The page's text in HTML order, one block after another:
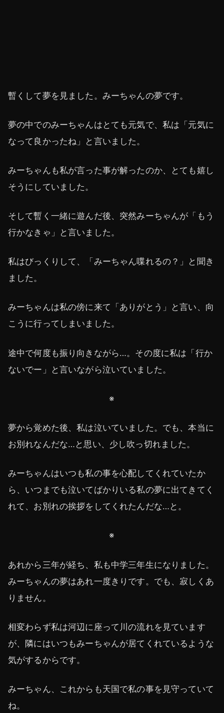
暫くして夢を見ました。みーちゃんの夢です。
夢の中でのみーちゃんはとても元気で、私は「元気に
なって良かったね」と言いました。
みーちゃんも私が言った事が解ったのか、とても嬉し
そうにしていました。
そして暫く一緒に遊んだ後、突然みーちゃんが「もう
行かなきゃ」と言いました。
私はびっくりして、「みーちゃん喋れるの？」と聞き
ました。
みーちゃんは私の傍に来て「ありがとう」と言い、向
こうに行ってしまいました。
途中で何度も振り向きながら…。その度に私は「行か
ないでー」と言いながら泣いていました。
※
夢から覚めた後、私は泣いていました。でも、本当に
お別れなんだな…と思い、少し吹っ切れました。
みーちゃんはいつも私の事を心配してくれていたか
ら、いつまでも泣いてばかりいる私の夢に出てきてく
れて、お別れの挨拶をしてくれたんだな…と。
※
あれから三年が経ち、私も中学三年生になりました。
みーちゃんの夢はあれ一度きりです。でも、寂しくあ
りません。
相変わらず私は河辺に座って川の流れを見ています
が、隣にはいつもみーちゃんが居てくれているような
気がするからです。
みーちゃん、これからも天国で私の事を見守っていて
ね。